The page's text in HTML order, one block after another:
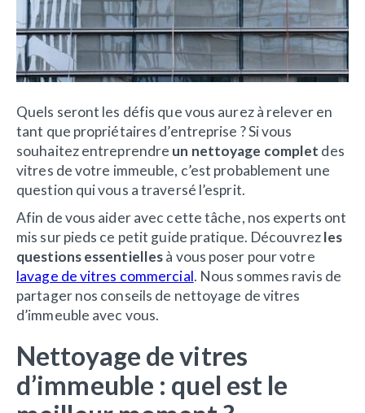
Quels seront les défis que vous aurez à relever en
tant que propriétaires d’entreprise ? Si vous
souhaitez entreprendre un nettoyage complet des
vitres de votre immeuble, c’est probablement une
question qui vous a traversé l’esprit.
Afin de vous aider avec cette tâche, nos experts ont
mis sur pieds ce petit guide pratique. Découvrezles
questions essentiellesà vous poser pour votre
lavage de vitres commercial. Nous sommes ravis de
partager nos conseils de nettoyage de vitres
d’immeuble avec vous.
Nettoyage de vitres
d’immeuble : quel est le